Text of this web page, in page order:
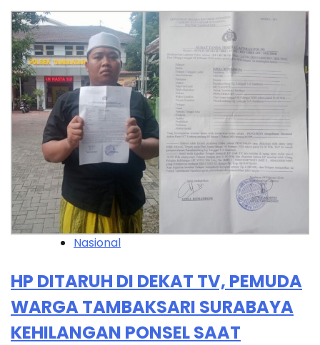
Nasional
HP DITARUH DI DEKAT TV, PEMUDA
WARGA TAMBAKSARI SURABAYA
KEHILANGAN PONSEL SAAT